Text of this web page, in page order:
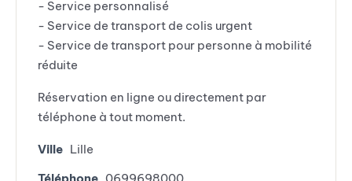
- Service personnalisé
- Service de transport de colis urgent
- Service de transport pour personne à mobilité
réduite
Réservation en ligne ou directement par
téléphone à tout moment.
Ville Lille
Téléphone 0699698000